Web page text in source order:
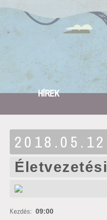
HÍREK
Kezdés: 09:00